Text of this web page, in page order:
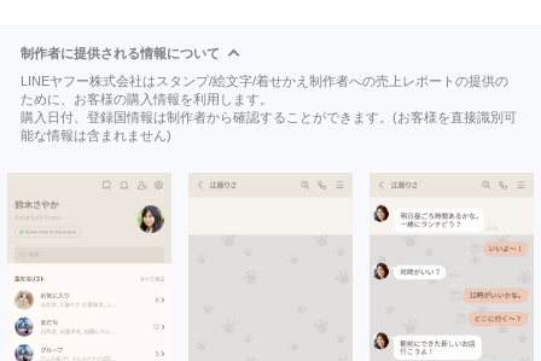
制作者に提供される情報について
LINEヤフー株式会社はスタンプ/絵文字/着せかえ制作者への売上レポートの提供の
ために、お客様の購入情報を利用します。
購入日付、登録国情報は制作者から確認することができます。(お客様を直接識別可
能な情報は含まれません)